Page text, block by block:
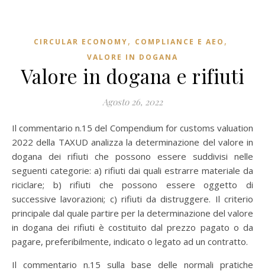
CIRCULAR ECONOMY, COMPLIANCE E AEO ,
VALORE IN DOGANA
Valore in dogana e rifiuti
Agosto 26, 2022
Il commentario n.15 del Compendium for customs valuation
2022 della TAXUD analizza la determinazione del valore in
dogana dei rifiuti che possono essere suddivisi nelle
seguenti categorie: a) rifiuti dai quali estrarre materiale da
riciclare; b) rifiuti che possono essere oggetto di
successive lavorazioni; c) rifiuti da distruggere. Il criterio
principale dal quale partire per la determinazione del valore
in dogana dei rifiuti è costituito dal prezzo pagato o da
pagare, preferibilmente, indicato o legato ad un contratto.
Il commentario n.15 sulla base delle normali pratiche